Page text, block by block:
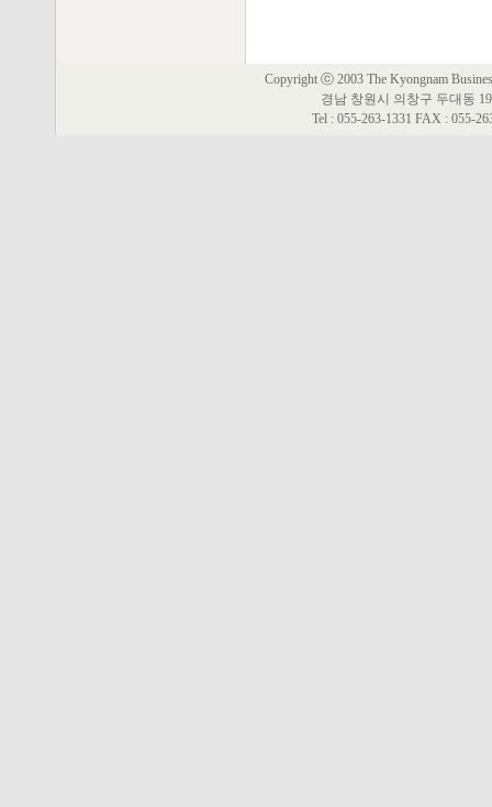
Copyright ⓒ 2003 The Kyongnam
경남 창원시 의창구 두대동
Tel : 055-263-1331 FAX : 055-